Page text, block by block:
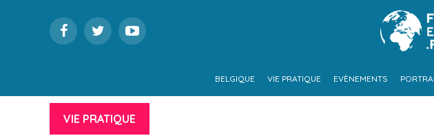
BELGIQUE VIE PRATIQUE EVÈNEMENTS
VIE PRATIQUE